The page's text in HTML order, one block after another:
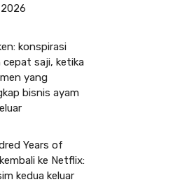
konspirasi
cepat saji, ketika
yang
bisnis ayam
Years of
ke Netflix:
kedua keluar